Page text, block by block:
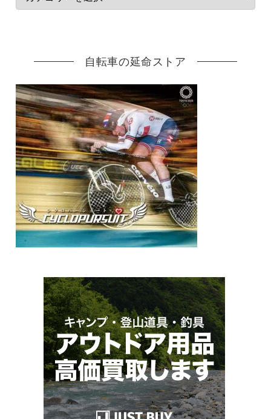
自転車の延命ストア